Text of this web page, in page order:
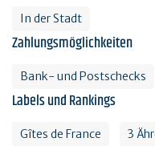
In der Stadt
Zahlungsmöglichkeiten
Bank- und Postschecks
Labels und Rankings
Gîtes de France 3